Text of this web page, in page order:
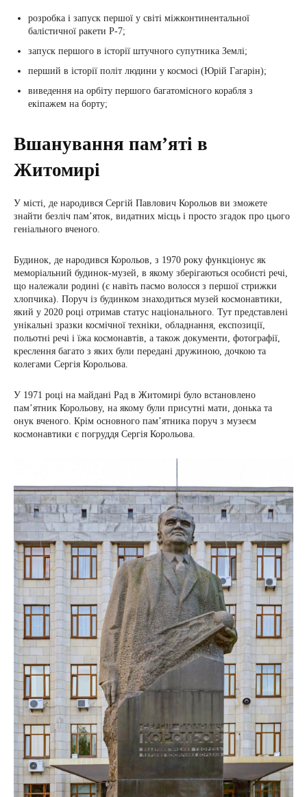
розробка і запуск першої у світі міжконтинентальної
балістичної ракети Р-7;
запуск першого в історії штучного супутника Землі;
перший в історії політ людини у космосі (Юрій Гагарін);
виведення на орбіту першого багатомісного корабля з
екіпажем на борту;
Вшанування пам’яті в
Житомирі
У місті, де народився Сергій Павлович Корольов ви зможете
знайти безліч памʼяток, видатних місць і просто згадок про цього
геніального вченого.
Будинок, де народився Корольов, з 1970 року функціонує як
меморіальний будинок-музей, в якому зберігаються особисті речі,
що належали родині (є навіть пасмо волосся з першої стрижки
хлопчика). Поруч із будинком знаходиться музей космонавтики,
який у 2020 році отримав статус національного. Тут представлені
унікальні зразки космічної техніки, обладнання, експозиції,
польотні речі і їжа космонавтів, а також документи, фотографії,
креслення багато з яких були передані дружиною, дочкою та
колегами Сергія Корольова.
У 1971 році на майдані Рад в Житомирі було встановлено
пам’ятник Корольову, на якому були присутні мати, донька та
онук вченого. Крім основного пам’ятника поруч з музеєм
космонавтики є погруддя Сергія Корольова.